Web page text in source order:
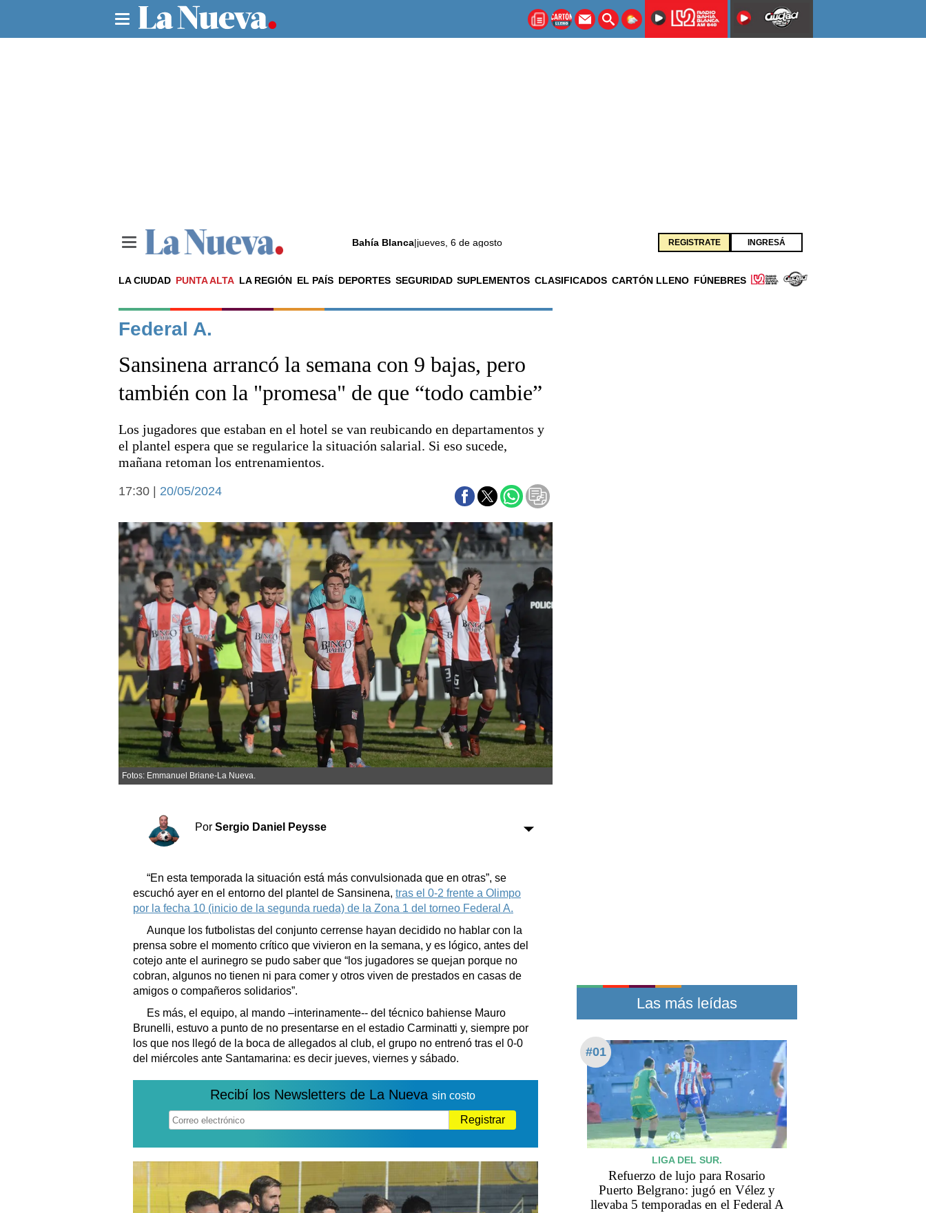
Bahía Blanca|jueves, 6 de agosto REGISTRATE INGRESÁ
LA CIUDAD PUNTA ALTA LA REGIÓN EL PAÍS DEPORTES SEGURIDAD SUPLEMENTOS CLASIFICADOS CARTÓN LLENO FÚNEBRES
Noticias
La ciudad
El país
Seguridad
Deportes
Escenario Olímpico
Arte y cultura
Aplausos
Cines
Economía y campo
Economía y finanzas
Con el campo
Espacio empresas
Sociedad y tiempo libre
Sociedad
Tecnología
Turismo
Salud
Es viral
El tiempo
Cartón Lleno
Fúnebres
Clasificados
Suplementos
Servicios
Loterías
Datos Útiles
Fúnebres
Edictos
Teléfonos de urgencia
Federal A.
Sansinena arrancó la semana con 9 bajas, pero
también con la "promesa" de que “todo cambie”
Los jugadores que estaban en el hotel se van reubicando en departamentos y
el plantel espera que se regularice la situación salarial. Si eso sucede,
mañana retoman los entrenamientos.
17:30 | 20/05/2024
Fotos: Emmanuel Briane-La Nueva.
Por Sergio Daniel Peysse
“En esta temporada la situación está más convulsionada que en otras”, se
escuchó ayer en el entorno del plantel de Sansinena, tras el 0-2 frente a Olimpo
por la fecha 10 (inicio de la segunda rueda) de la Zona 1 del torneo Federal A.
Aunque los futbolistas del conjunto cerrense hayan decidido no hablar con la
prensa sobre el momento crítico que vivieron en la semana, y es lógico, antes del
cotejo ante el aurinegro se pudo saber que “los jugadores se quejan porque no
cobran, algunos no tienen ni para comer y otros viven de prestados en casas de
amigos o compañeros solidarios”.
Es más, el equipo, al mando –interinamente-- del técnico bahiense Mauro
Brunelli, estuvo a punto de no presentarse en el estadio Carminatti y, siempre por
los que nos llegó de la boca de allegados al club, el grupo no entrenó tras el 0-0
del miércoles ante Santamarina: es decir jueves, viernes y sábado.
Recibí los Newsletters de La Nueva sin costo
Registrar
Las más leídas
#01
LIGA DEL SUR.
Refuerzo de lujo para Rosario
Puerto Belgrano: jugó en Vélez y
llevaba 5 temporadas en el Federal A